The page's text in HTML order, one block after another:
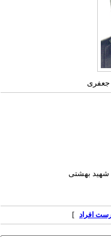
بهشتی
افراد ]